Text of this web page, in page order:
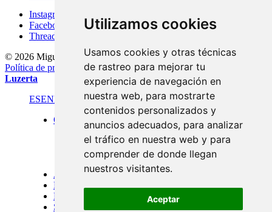
Utilizamos cookies
Usamos cookies y otras técnicas
de rastreo para mejorar tu
experiencia de navegación en
nuestra web, para mostrarte
contenidos personalizados y
anuncios adecuados, para analizar
el tráfico en nuestra web y para
comprender de donde llegan
nuestros visitantes.
Aceptar
Instagram
Facebook
Threads
© 2026 Miguel Carretón· Condiciones generales · Aviso legal
Política de privacidad · Política de cookies ·Desarrollado por
Luzerta
ESENFR
Obra
Formato estándar
Panorámicas
Gran formato
Puertas de Menorca
A medida
Experiencias
Espacios
Sobre mí